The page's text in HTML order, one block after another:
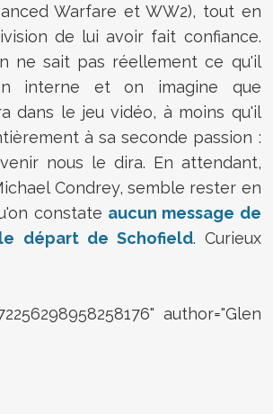
Warfare et WW2), tout en
de lui avoir fait confiance.
ne sait pas réellement ce qu'il
interne et on imagine que
dans le jeu vidéo, à moins qu'il
à sa seconde passion :
nous le dira. En attendant,
Condrey, semble rester en
constate aucun message de
départ de Schofield. Curieux
author="Glen